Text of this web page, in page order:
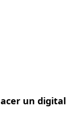
un digital